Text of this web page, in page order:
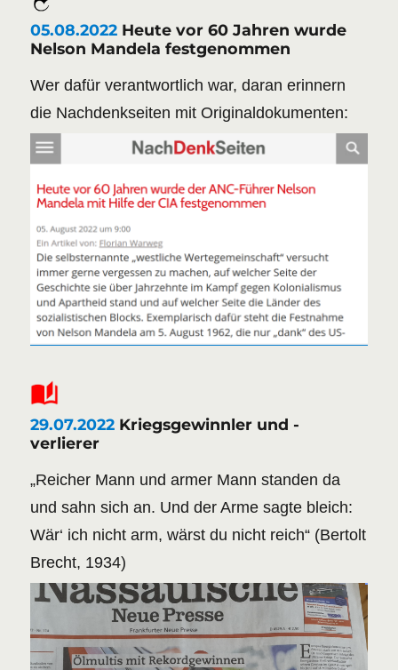
05.08.2022 Heute vor 60 Jahren wurde
Nelson Mandela festgenommen
Wer dafür verantwortlich war, daran erinnern
die Nachdenkseiten mit Originaldokumenten:
29.07.2022 Kriegsgewinnler und -
verlierer
„Reicher Mann und armer Mann standen da
und sahn sich an. Und der Arme sagte bleich:
Wär‘ ich nicht arm, wärst du nicht reich“ (Bertolt
Brecht, 1934)